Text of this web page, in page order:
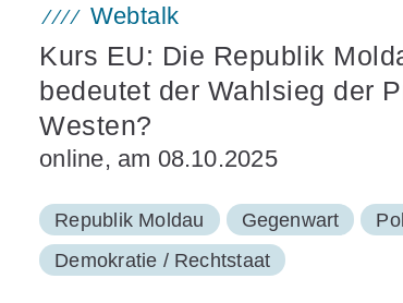
Webtalk
Kurs EU: Die Republik
bedeutet der Wahlsieg der
Westen?
online, am 08.10.2025
Republik Moldau Gegenwart
Demokratie / Rechtstaat